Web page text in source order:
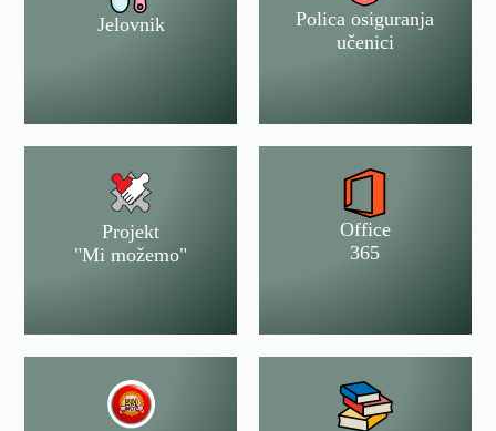
Jelovnik
Polica osiguranja
učenici
Projekt
"Mi možemo"
Office
365